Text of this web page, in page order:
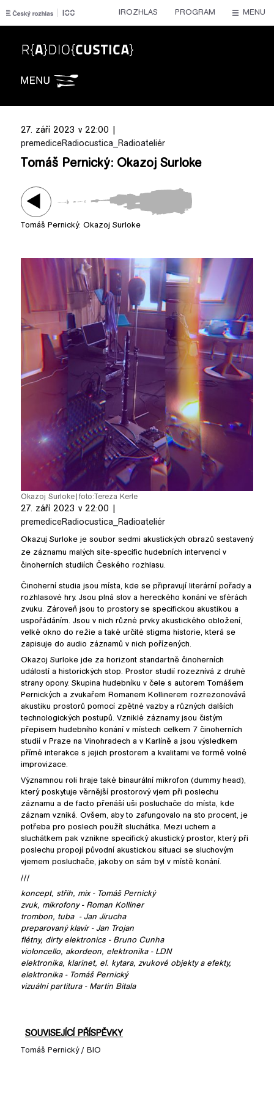
IROZHLAS PROGRAM MENU
27. září 2023 v 22:00 |
premediceRadiocustica_Radioateliér
Tomáš Pernický: Okazoj Surloke
pause
Tomáš Pernický: Okazoj Surloke
Okazoj Surloke| foto: Tereza Kerle
27. září 2023 v 22:00 |
premediceRadiocustica_Radioateliér
Okazuj Surloke je soubor sedmi akustických obrazů sestavený
ze záznamu malých site-specific hudebních intervencí v
činoherních studiích Českého rozhlasu.
Činoherní studia jsou místa, kde se připravují literární pořady a
rozhlasové hry. Jsou plná slov a hereckého konání ve sférách
zvuku. Zároveň jsou to prostory se specifickou akustikou a
uspořádáním. Jsou v nich různé prvky akustického obložení,
velké okno do režie a také určité stigma historie, která se
zapisuje do audio záznamů v nich pořízených.
Okazoj Surloke jde za horizont standartně činoherních
událostí a historických stop. Prostor studií rozeznívá z druhé
strany opony. Skupina hudebníku v čele s autorem Tomášem
Pernických a zvukařem Romanem Kollinerem rozrezonovává
akustiku prostorů pomocí zpětné vazby a různých dalších
technologických postupů. Vzniklé záznamy jsou čistým
přepisem hudebního konání v místech celkem 7 činoherních
studií v Praze na Vinohradech a v Karlíně a jsou výsledkem
přímé interakce s jejich prostorem a kvalitami ve formě volné
improvizace.
Významnou roli hraje také binaurální mikrofon (dummy head),
který poskytuje věrnější prostorový vjem při poslechu
záznamu a de facto přenáší uši posluchače do místa, kde
záznam vzniká. Ovšem, aby to zafungovalo na sto procent, je
potřeba pro poslech použít sluchátka. Mezi uchem a
sluchátkem pak vznikne specifický akustický prostor, který při
poslechu propojí původní akustickou situaci se sluchovým
vjemem posluchače, jakoby on sám byl v místě konání.
///
koncept, střih, mix - Tomáš Pernický
zvuk, mikrofony - Roman Kolliner
trombon, tuba - Jan Jirucha
preparovaný klavír - Jan Trojan
flétny, dirty elektronics - Bruno Cunha
violoncello, akordeon, elektronika - LDN
elektronika, klarinet, el. kytara, zvukové objekty a efekty,
elektronika - Tomáš Pernický
vizuální partitura - Martin Bitala
SOUVISEJÍCÍ PŘÍSPĚVKY
Tomáš Pernický / BIO